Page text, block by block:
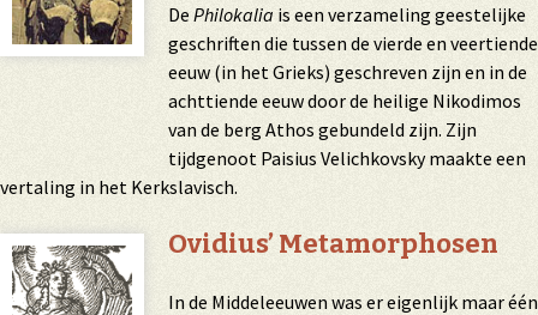
De Philokalia is een verzameling geestelijke
geschriften die tussen de vierde en veertiende
eeuw (in het Grieks) geschreven zijn en in de
achttiende eeuw door de heilige Nikodimos
van de berg Athos gebundeld zijn. Zijn
tijdgenoot Paisius Velichkovsky maakte een
vertaling in het Kerkslavisch.
Ovidius’ Metamorphosen
In de Middeleeuwen was er eigenlijk maar één